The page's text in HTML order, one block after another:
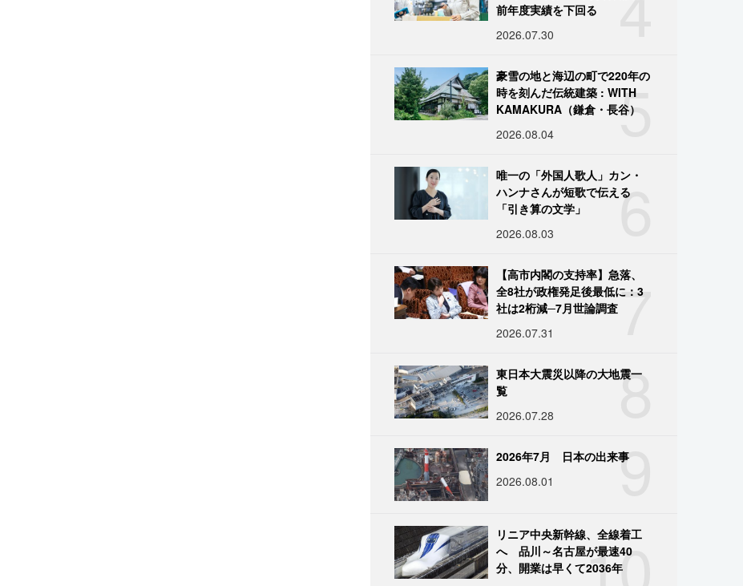
前年度実績を下回る
2026.07.30
5
豪雪の地と海辺の町で220年の
時を刻んだ伝統建築 : WITH
KAMAKURA（鎌倉・長谷）
2026.08.04
6
唯一の「外国人歌人」カン・
ハンナさんが短歌で伝える
「引き算の文学」
2026.08.03
7
【高市内閣の支持率】急落、
全8社が政権発足後最低に：3
社は2桁減─7月世論調査
2026.07.31
8
東日本大震災以降の大地震一
覧
2026.07.28
9
2026年7月 日本の出来事
2026.08.01
10
リニア中央新幹線、全線着工
へ 品川～名古屋が最速40
分、開業は早くて2036年